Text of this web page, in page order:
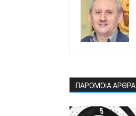
ΠΑΡΟΜΟΙΑ ΑΡΘΡΑ